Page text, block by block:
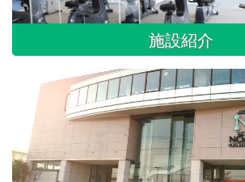
施設紹介